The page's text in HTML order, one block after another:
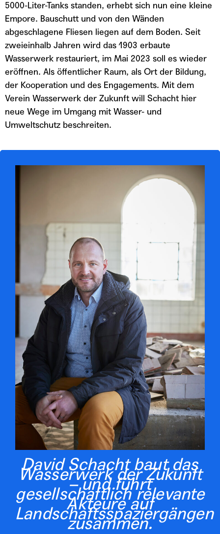
5000-Liter-Tanks standen, erhebt sich nun eine kleine
Empore. Bauschutt und von den Wänden
abgeschlagene Fliesen liegen auf dem Boden. Seit
zweieinhalb Jahren wird das 1903 erbaute
Wasserwerk restauriert, im Mai 2023 soll es wieder
eröffnen. Als öffentlicher Raum, als Ort der Bildung,
der Kooperation und des Engagements. Mit dem
Verein Wasserwerk der Zukunft will Schacht hier
neue Wege im Umgang mit Wasser- und
Umweltschutz beschreiten.
David Schacht baut das
Wasserwerk der Zukunft
– und führt
gesellschaftlich relevante
Akteure auf
Landschaftsspaziergängen
zusammen.